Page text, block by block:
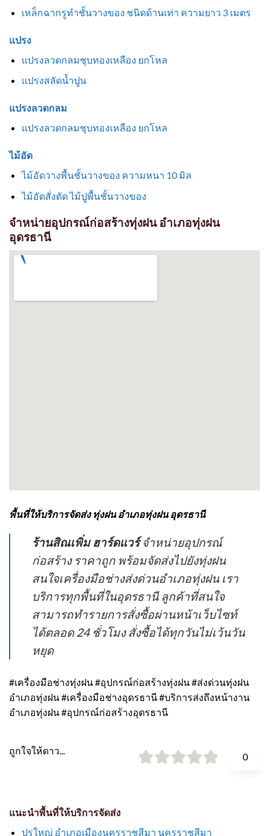
เหล็กฉากรูทำชั้นวางของ ชนิดด้านเท่า ความยาว 3 เมตร
แปรง
แปรงลวดกลมชุบทองเหลือง ยกโหล
แปรงสลัดน้ำปูน
แปรงลวดกลม
แปรงลวดกลมชุบทองเหลือง ยกโหล
ไม้อัด
ไม้อัดวางพื้นชั้นวางของ ความหนา 10 มิล
ไม้อัดสั่งตัด ไม้ปูพื้นชั้นวางของ
จำหน่ายอุปกรณ์ก่อสร้างทุ่งฝน อำเภอทุ่งฝน
อุดรธานี
พื้นที่ให้บริการจัดส่ง ทุ่งฝน อำเภอทุ่งฝน อุดรธานี
ร้านสิณเพิ่ม ฮาร์ดแวร์จำหน่ายอุปกรณ์
ก่อสร้าง ราคาถูก พร้อมจัดส่งไปยังทุ่งฝน
สนใจเครื่องมือช่างส่งด่วนอำเภอทุ่งฝน เรา
บริการทุกพื้นที่ในอุดรธานี ลูกค้าที่สนใจ
สามารถทำรายการสั่งซื้อผ่านหน้าเว็บไซท์
ได้ตลอด 24 ชั่วโมง สั่งซื้อได้ทุกวันไม่เว้นวัน
หยุด
#เครื่องมือช่างทุ่งฝน #อุปกรณ์ก่อสร้างทุ่งฝน #ส่งด่วนทุ่งฝน
อำเภอทุ่งฝน #เครื่องมือช่างอุดรธานี #บริการส่งถึงหน้างาน
อำเภอทุ่งฝน #อุปกรณ์ก่อสร้างอุดรธานี
ถูกใจให้ดาว...
0
แนะนำพื้นที่ให้บริการจัดส่ง
ปรุใหญ่ อำเภอเมืองนครราชสีมา นครราชสีมา